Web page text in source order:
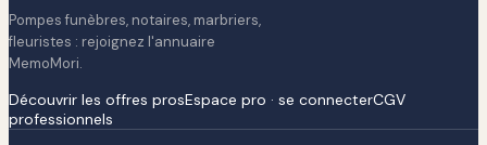
Pompes funèbres, notaires, marbriers,
fleuristes : rejoignez l'annuaire
MemoMori.
Découvrir les offres prosEspace pro · se connecterCGV
professionnels